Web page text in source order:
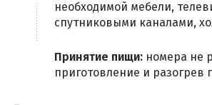
необходимой мебели,
спутниковыми каналами,
Принятие пищи: номера не
приготовление и разогрев